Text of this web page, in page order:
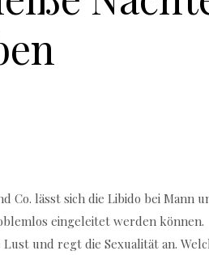
Co. lässt sich die Libido bei Mann
eingeleitet werden können.
und regt die Sexualität an.